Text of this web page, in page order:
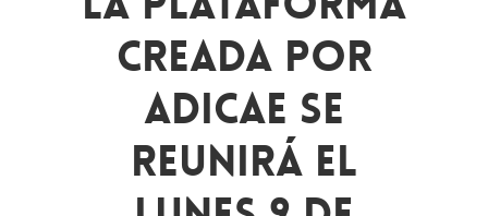
Creada Por
ADICAE Se
Reunirá El